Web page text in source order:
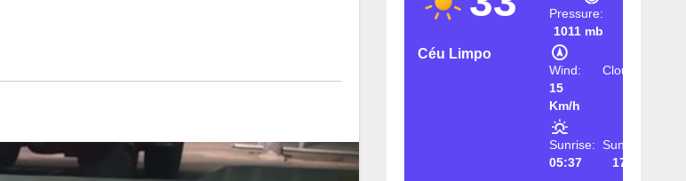
Céu Limpo
Pressure:
1011 mb
Wind:
15
Km/h
Clouds:
Sunrise:
05:37
Sunset:
17:26